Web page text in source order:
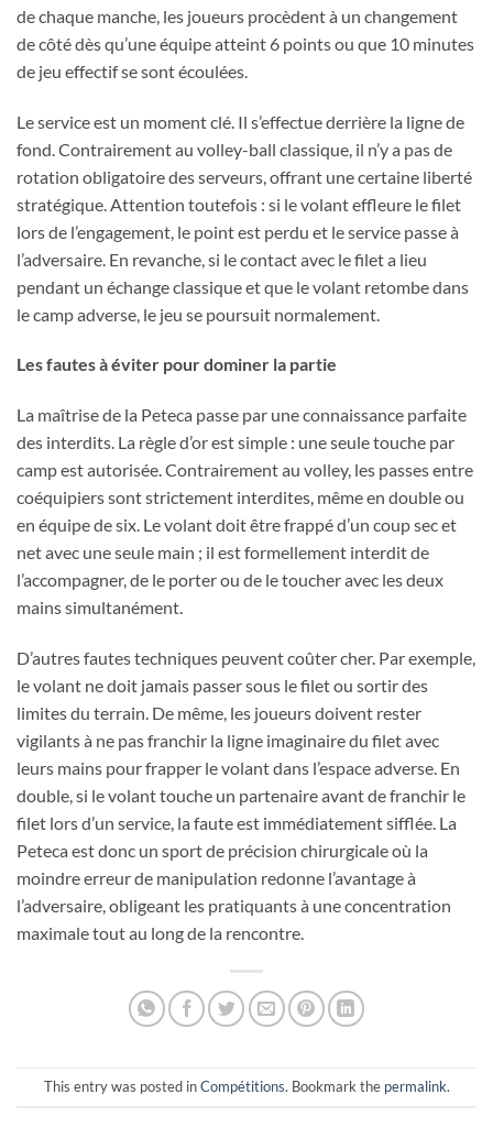
de chaque manche, les joueurs procèdent à un changement
de côté dès qu’une équipe atteint 6 points ou que 10 minutes
de jeu effectif se sont écoulées.
Le service est un moment clé. Il s’effectue derrière la ligne de
fond. Contrairement au volley-ball classique, il n’y a pas de
rotation obligatoire des serveurs, offrant une certaine liberté
stratégique. Attention toutefois : si le volant effleure le filet
lors de l’engagement, le point est perdu et le service passe à
l’adversaire. En revanche, si le contact avec le filet a lieu
pendant un échange classique et que le volant retombe dans
le camp adverse, le jeu se poursuit normalement.
Les fautes à éviter pour dominer la partie
La maîtrise de la Peteca passe par une connaissance parfaite
des interdits. La règle d’or est simple : une seule touche par
camp est autorisée. Contrairement au volley, les passes entre
coéquipiers sont strictement interdites, même en double ou
en équipe de six. Le volant doit être frappé d’un coup sec et
net avec une seule main ; il est formellement interdit de
l’accompagner, de le porter ou de le toucher avec les deux
mains simultanément.
D’autres fautes techniques peuvent coûter cher. Par exemple,
le volant ne doit jamais passer sous le filet ou sortir des
limites du terrain. De même, les joueurs doivent rester
vigilants à ne pas franchir la ligne imaginaire du filet avec
leurs mains pour frapper le volant dans l’espace adverse. En
double, si le volant touche un partenaire avant de franchir le
filet lors d’un service, la faute est immédiatement sifflée. La
Peteca est donc un sport de précision chirurgicale où la
moindre erreur de manipulation redonne l’avantage à
l’adversaire, obligeant les pratiquants à une concentration
maximale tout au long de la rencontre.
This entry was posted inCompétitions. Bookmark the permalink.